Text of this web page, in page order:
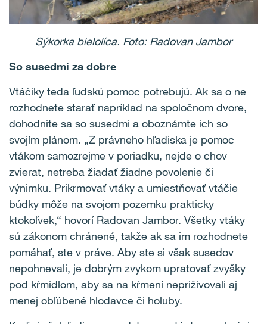
Sýkorka bielolíca. Foto: Radovan Jambor
So susedmi za dobre
Vtáčiky teda ľudskú pomoc potrebujú. Ak sa o ne
rozhodnete starať napríklad na spoločnom dvore,
dohodnite sa so susedmi a oboznámte ich so
svojím plánom. „Z právneho hľadiska je pomoc
vtákom samozrejme v poriadku, nejde o chov
zvierat, netreba žiadať žiadne povolenie či
výnimku. Prikrmovať vtáky a umiestňovať vtáčie
búdky môže na svojom pozemku prakticky
ktokoľvek,“ hovorí Radovan Jambor. Všetky vtáky
sú zákonom chránené, takže ak sa im rozhodnete
pomáhať, ste v práve. Aby ste si však susedov
nepohnevali, je dobrým zvykom upratovať zvyšky
pod kŕmidlom, aby sa na kŕmení nepriživovali aj
menej obľúbené hlodavce či holuby.